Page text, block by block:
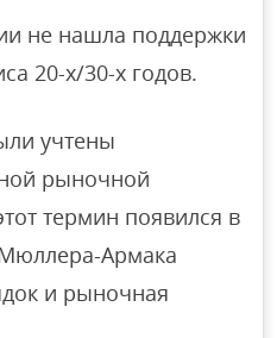
не нашла поддержки
20-х/30-х годов.
учтены
рыночной
термин появился в
Армака
и рыночная